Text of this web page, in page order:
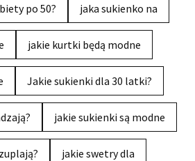
po 50? jaka sukienko na
jakie kurtki będą modne
Jakie sukienki dla 30 latki?
jakie sukienki są modne
jakie swetry dla